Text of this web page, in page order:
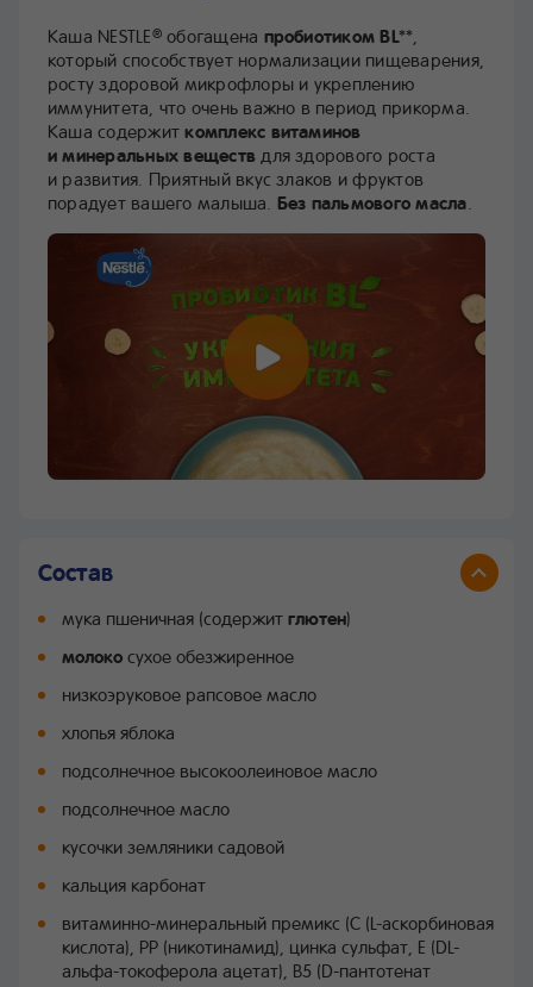
Каша NESTLE®обогащена пробиотиком BL**,
который способствует нормализации пищеварения,
росту здоровой микрофлоры и укреплению
иммунитета, что очень важно в период прикорма.
Каша содержиткомплекс витаминов
и минеральных веществ для здорового роста
и развития. Приятный вкус злаков и фруктов
порадует вашего малыша. Без пальмового масла.
Состав
мука пшеничная (содержит глютен)
молоко сухое обезжиренное
низкоэруковое рапсовое масло
хлопья яблока
подсолнечное высокоолеиновое масло
подсолнечное масло
кусочки земляники садовой
кальция карбонат
витаминно-минеральный премикс (C (L-аскорбиновая
кислота), PP (никотинамид), цинка сульфат, E (DL-
альфа-токоферола ацетат), B5 (D-пантотенат